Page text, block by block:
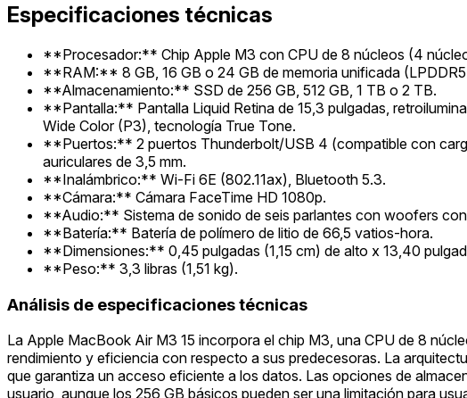
Especificaciones técnicas
**Procesador:** Chip Apple M3 con CPU de 8 núcleos (4
**RAM:** 8 GB, 16 GB o 24 GB de memoria unificada
**Almacenamiento:** SSD de 256 GB, 512 GB, 1 TB o 2 TB.
**Pantalla:** Pantalla Liquid Retina de 15,3 pulgadas,
Wide Color (P3), tecnología True Tone.
**Puertos:** 2 puertos Thunderbolt/USB 4 (compatible con
auriculares de 3,5 mm.
**Inalámbrico:** Wi-Fi 6E (802.11ax), Bluetooth 5.3.
**Cámara:** Cámara FaceTime HD 1080p.
**Audio:** Sistema de sonido de seis parlantes con woofers
**Batería:** Batería de polímero de litio de 66,5 vatios-hora.
**Dimensiones:** 0,45 pulgadas (1,15 cm) de alto x 13,40
**Peso:** 3,3 libras (1,51 kg).
Análisis de especificaciones técnicas
La Apple MacBook Air M3 15 incorpora el chip M3, una CPU de 8
rendimiento y eficiencia con respecto a sus predecesoras. La
que garantiza un acceso eficiente a los datos. Las opciones de
usuario, aunque los 256 GB básicos pueden ser una limitación para